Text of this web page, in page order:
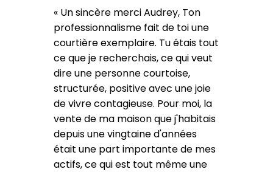
« Un sincère merci Audrey, Ton
professionnalisme fait de toi une
courtière exemplaire. Tu étais tout
ce que je recherchais, ce qui veut
dire une personne courtoise,
structurée, positive avec une joie
de vivre contagieuse. Pour moi, la
vente de ma maison que j'habitais
depuis une vingtaine d'années
était une part importante de mes
actifs, ce qui est tout même une